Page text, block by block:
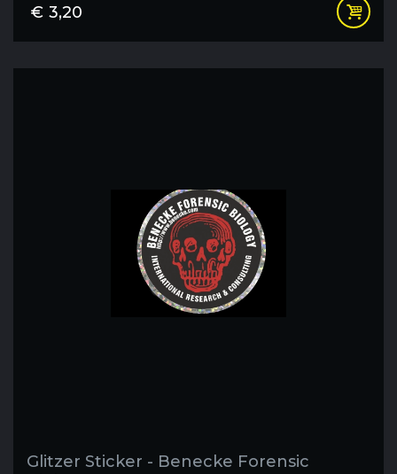
€ 3,20
Glitzer Sticker - Benecke Forensic